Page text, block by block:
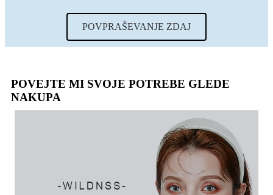
POVPRAŠEVANJE ZDAJ
POVEJTE MI SVOJE POTREBE GLEDE
NAKUPA